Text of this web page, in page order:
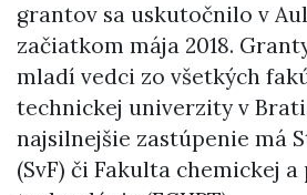
grantov sa uskutočnilo v
začiatkom mája 2018.
mladí vedci zo všetkých
technickej univerzity v
najsilnejšie zastúpenie má
(SvF) či Fakulta chemickej